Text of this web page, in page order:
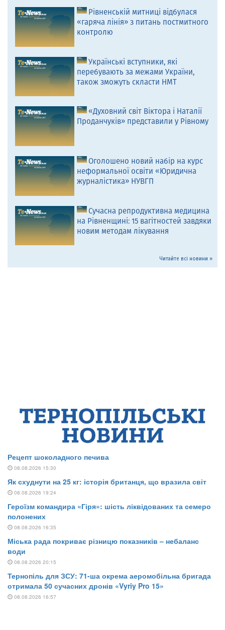
Рівненській митниці відбулася
«гаряча лінія» з питань постмитного
контролю
Українські вступники, які
перебувають за межами України,
також зможуть скласти НМТ
«Духовний світ Віктора і Наталії
Проданчуків» представили у Рівному
Оголошено новий набір на курс
неформальної освіти «Юридична
журналістика» НУВГП
Сучасна репродуктивна медицина
на Рівненщині: 15 вагітностей завдяки
новим методам лікування
Читайте всі новини »